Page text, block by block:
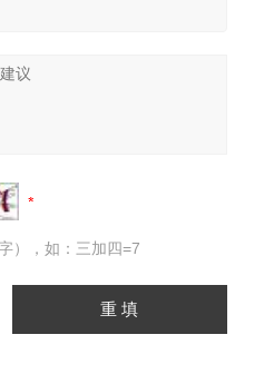
），如：三加四=7